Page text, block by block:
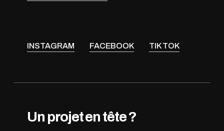
INSTAGRAM FACEBOOK TIK TOK
Un projet en tête ?